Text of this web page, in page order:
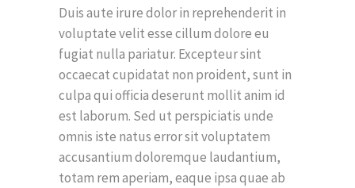
Duis aute irure dolor in reprehenderit in
voluptate velit esse cillum dolore eu
fugiat nulla pariatur. Excepteur sint
occaecat cupidatat non proident, sunt in
culpa qui officia deserunt mollit anim id
est laborum. Sed ut perspiciatis unde
omnis iste natus error sit voluptatem
accusantium doloremque laudantium,
totam rem aperiam, eaque ipsa quae ab